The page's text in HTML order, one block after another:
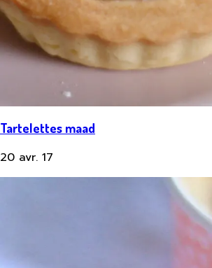
Tartelettes maad
20 avr. 17